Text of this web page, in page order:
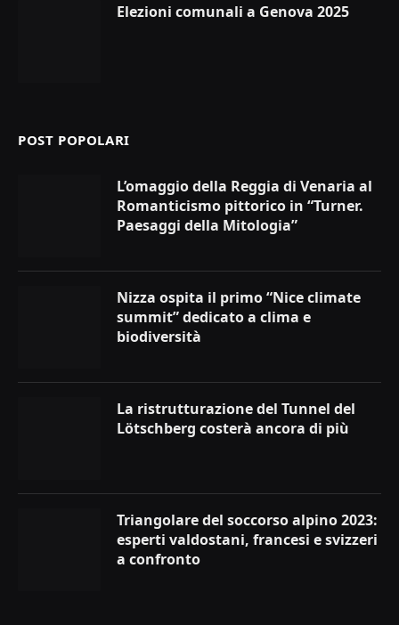
Elezioni comunali a Genova 2025
POST POPOLARI
L’omaggio della Reggia di Venaria al
Romanticismo pittorico in “Turner.
Paesaggi della Mitologia”
Nizza ospita il primo “Nice climate
summit” dedicato a clima e
biodiversità
La ristrutturazione del Tunnel del
Lötschberg costerà ancora di più
Triangolare del soccorso alpino 2023:
esperti valdostani, francesi e svizzeri
a confronto